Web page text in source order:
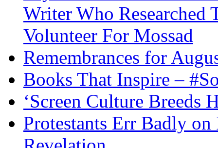
Writer Who Researched
Volunteer For Mossad
Remembrances for
Books That Inspire –
‘Screen Culture Breeds
Protestants Err Badly